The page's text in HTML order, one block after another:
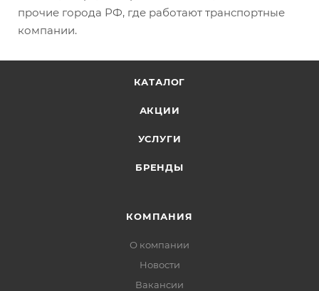
прочие города РФ, где работают транспортные
компании.
КАТАЛОГ
АКЦИИ
УСЛУГИ
БРЕНДЫ
КОМПАНИЯ
О компании
Новости
Вакансии